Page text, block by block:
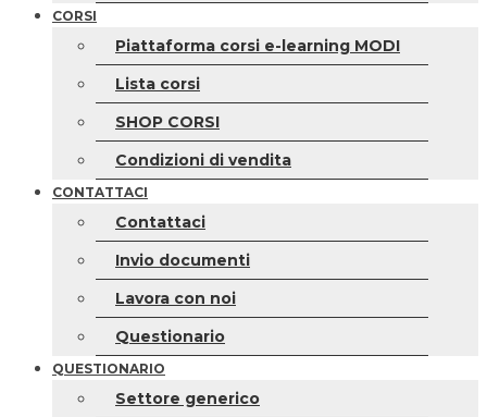
CORSI
Piattaforma corsi e-learning MODI
Lista corsi
SHOP CORSI
Condizioni di vendita
CONTATTACI
Contattaci
Invio documenti
Lavora con noi
Questionario
QUESTIONARIO
Settore generico